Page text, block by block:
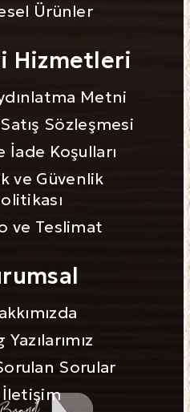
Ürünler
Hizmetleri
Metni
Sözleşmesi
İade Koşulları
ve Güvenlik
ve Teslimat
Sorular
İletişim